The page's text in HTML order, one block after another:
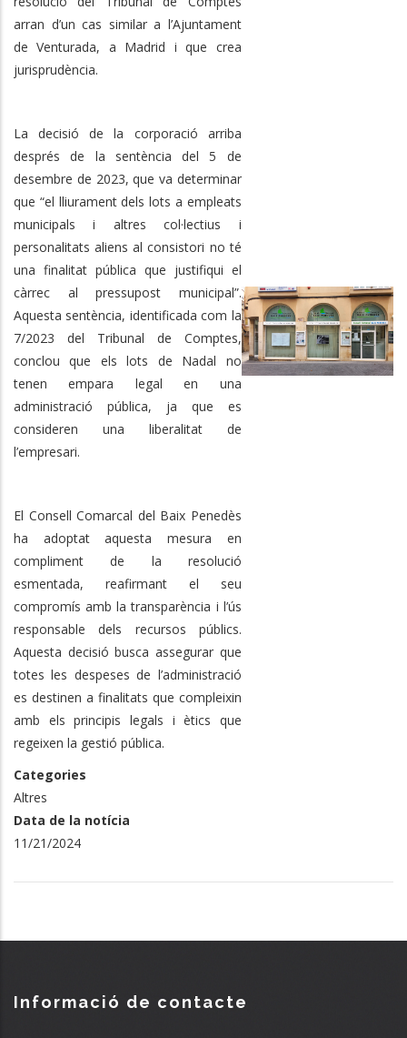
arran d’un cas similar a l’Ajuntament
de Venturada, a Madrid i que crea
jurisprudència.
La decisió de la corporació arriba
després de la sentència del 5 de
desembre de 2023, que va determinar
que “el lliurament dels lots a empleats
municipals i altres col·lectius i
personalitats aliens al consistori no té
una finalitat pública que justifiqui el
càrrec al pressupost municipal”.
Aquesta sentència, identificada com la
7/2023 del Tribunal de Comptes,
conclou que els lots de Nadal no
tenen empara legal en una
administració pública, ja que es
consideren una liberalitat de
l’empresari.
El Consell Comarcal del Baix Penedès
ha adoptat aquesta mesura en
compliment de la resolució
esmentada, reafirmant el seu
compromís amb la transparència i l’ús
responsable dels recursos públics.
Aquesta decisió busca assegurar que
totes les despeses de l’administració
es destinen a finalitats que compleixin
amb els principis legals i ètics que
regeixen la gestió pública.
Categories
Altres
Data de la notícia
11/21/2024
Informació de contacte